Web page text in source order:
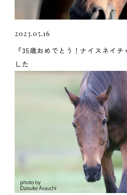
2023.05.16
『35歳おめでとう！ナイスネイ
した